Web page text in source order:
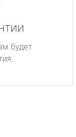
будет